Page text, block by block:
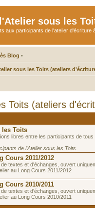
sous les
aux participants de l'atelier d'écriture
Blog •
sous les Toits (ateliers
Toits (ateliers
les Toits
libres entre les participants de tous
de l'Atelier sous les Toits.
Cours 2011/2012
textes et d'échanges, ouvert
au Long Cours 2011/2012
Cours 2010/2011
textes et d'échanges, ouvert
au Long Cours 2010/2011